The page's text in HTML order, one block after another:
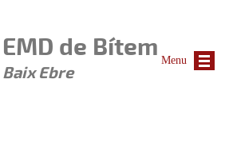
EMD de Bítem
Baix Ebre
Menu